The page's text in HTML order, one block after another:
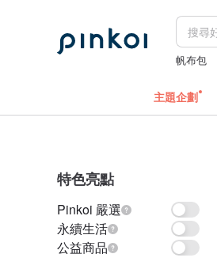
帆布包
主題企劃
特色亮點
Pinkoi 嚴選
永續生活
公益商品